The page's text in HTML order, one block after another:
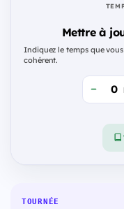
Mettre à
Indiquez le temps que
cohérent.
TOURNÉE